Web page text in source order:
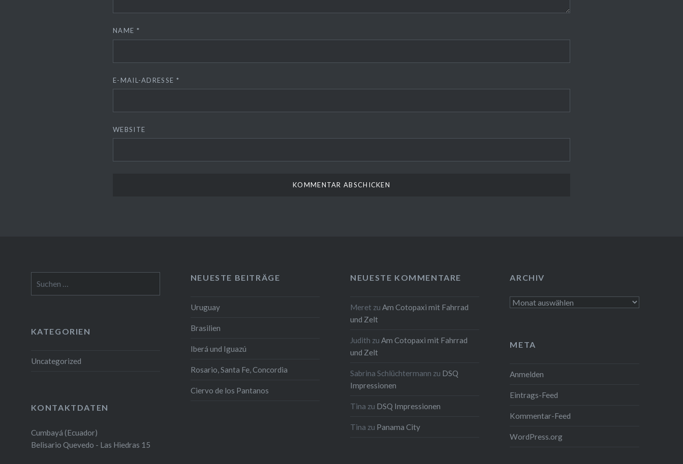
NAME *
E-MAIL-ADRESSE *
WEBSITE
nach:
NEUESTE BEITRÄGE
Uruguay
Brasilien
Iberá und Iguazú
Rosario, Santa Fe, Concordia
Ciervo de los Pantanos
NEUESTE KOMMENTARE
Meret zuAm Cotopaxi mit Fahrrad
und Zelt
Judith zuAm Cotopaxi mit Fahrrad
und Zelt
Sabrina Schlüchtermann zu DSQ
Impressionen
Tina zu DSQ Impressionen
Tina zu Panama City
ARCHIV
Archiv
KATEGORIEN
Uncategorized
META
Anmelden
Eintrags-Feed
Kommentar-Feed
WordPress.org
KONTAKTDATEN
Cumbayá (Ecuador)
Belisario Quevedo - Las Hiedras 15